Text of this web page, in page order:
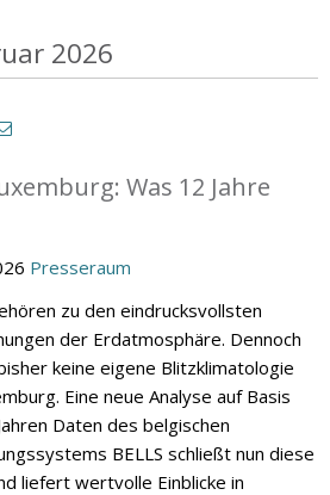
2026
Was 12 Jahre
Presseraum
zu den eindrucksvollsten
der Erdatmosphäre. Dennoch
keine eigene Blitzklimatologie
Eine neue Analyse auf Basis
Daten des belgischen
BELLS schließt nun diese
liefert wertvolle Einblicke in